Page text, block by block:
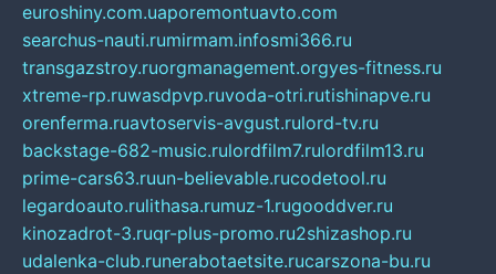
euroshiny.com.uaporemontuavto.com
searchus-nauti.rumirmam.infosmi366.ru
transgazstroy.ruorgmanagement.orgyes-fitness.ru
xtreme-rp.ruwasdpvp.ruvoda-otri.rutishinapve.ru
orenferma.ruavtoservis-avgust.rulord-tv.ru
backstage-682-music.rulordfilm7.rulordfilm13.ru
prime-cars63.ruun-believable.rucodetool.ru
legardoauto.rulithasa.rumuz-1.rugooddver.ru
kinozadrot-3.ruqr-plus-promo.ru2shizashop.ru
udalenka-club.runerabotaetsite.rucarszona-bu.ru